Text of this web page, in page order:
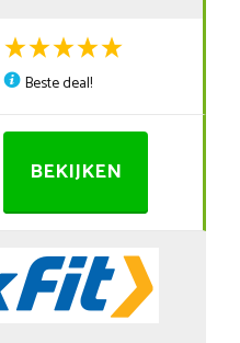
Beste deal!
BEKIJKEN